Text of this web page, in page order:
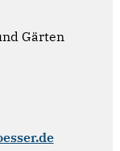
Gärten